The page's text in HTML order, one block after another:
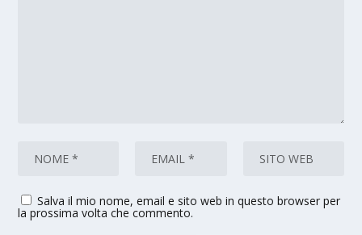
Salva il mio nome, email e sito web in questo browser per
la prossima volta che commento.